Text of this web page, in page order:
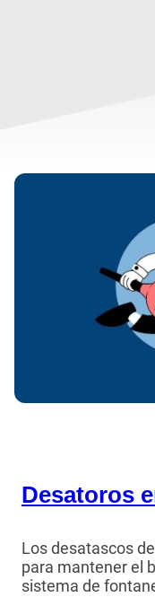
Desatoros
Los desatascos
para mantener el
sistema de